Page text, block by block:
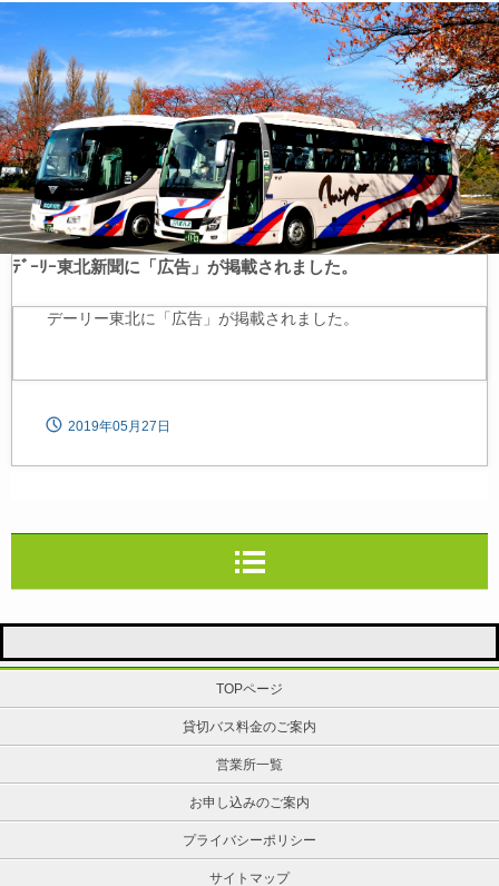
ﾃﾞｰﾘｰ東北新聞に「広告」が掲載されました。
デーリー東北に「広告」が掲載されました。
2019年05月27日
TOPページ
貸切バス料金のご案内
営業所一覧
お申し込みのご案内
プライバシーポリシー
サイトマップ